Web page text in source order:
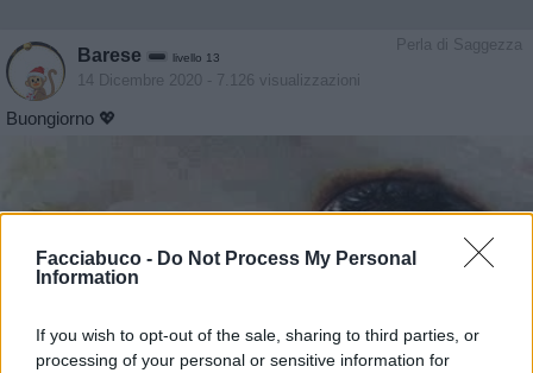
Facciabuco - Do Not Process My Personal
Information
If you wish to opt-out of the sale, sharing to third parties, or
processing of your personal or sensitive information for
Perla di Saggezza
Barese livello 13
14 Dicembre 2020 - 7.126 visualizzazioni
Buongiorno 💖